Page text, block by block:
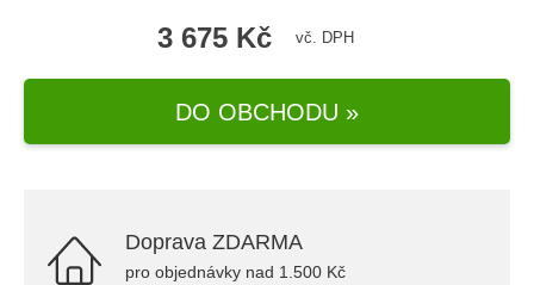
3 675 Kč vč. DPH
DO OBCHODU »
Doprava ZDARMA
pro objednávky nad 1.500 Kč